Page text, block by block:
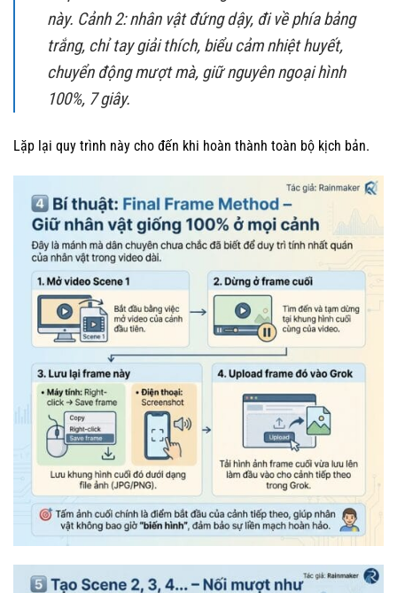
này. Cảnh 2: nhân vật đứng dậy, đi về phía bảng
trắng, chỉ tay giải thích, biểu cảm nhiệt huyết,
chuyển động mượt mà, giữ nguyên ngoại hình
100%, 7 giây.
Lặp lại quy trình này cho đến khi hoàn thành toàn bộ kịch bản.